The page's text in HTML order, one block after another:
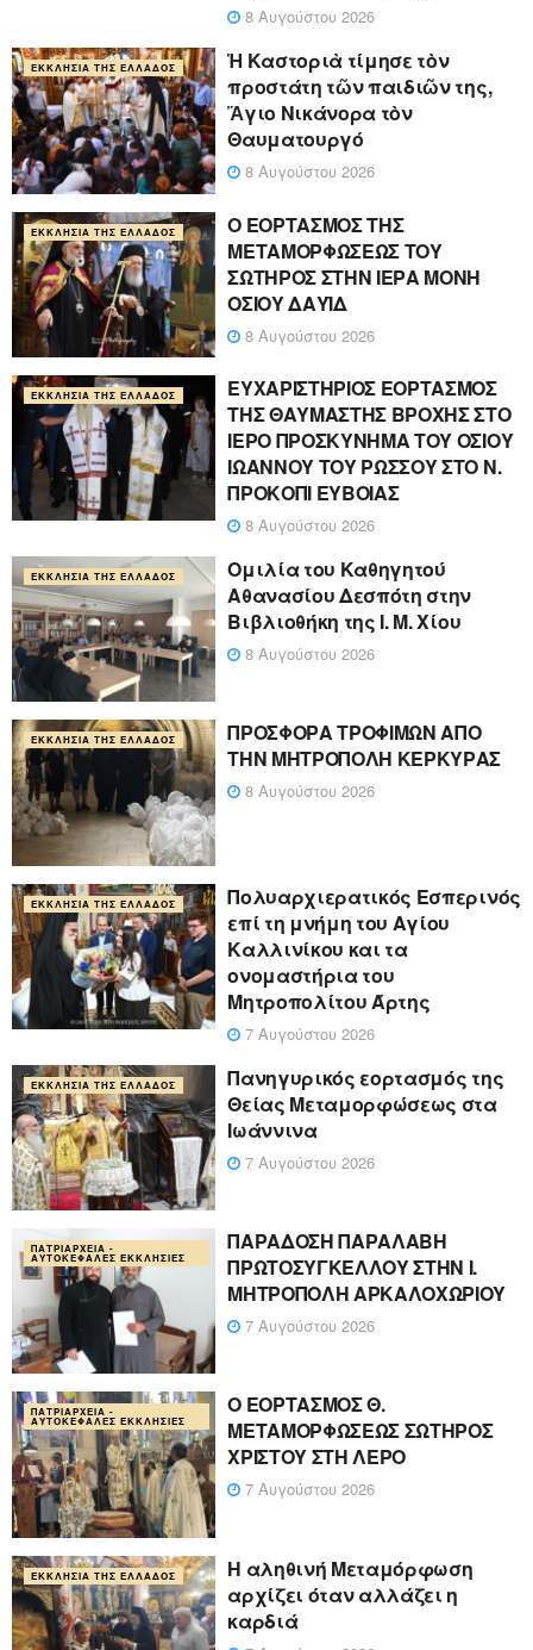
8 Αυγούστου 2026
ΕΚΚΛΗΣΊΑ ΤΗΣ ΕΛΛΆΔΟΣ
Ἡ Καστοριὰ τίμησε τὸν
προστάτη τῶν παιδιῶν της,
Ἅγιο Νικάνορα τὸν
Θαυματουργό
8 Αυγούστου 2026
ΕΚΚΛΗΣΊΑ ΤΗΣ ΕΛΛΆΔΟΣ
Ο ΕΟΡΤΑΣΜΟΣ ΤΗΣ
ΜΕΤΑΜΟΡΦΩΣΕΩΣ ΤΟΥ
ΣΩΤΗΡΟΣ ΣΤΗΝ ΙΕΡΑ ΜΟΝΗ
ΟΣΙΟΥ ΔΑΥΪΔ
8 Αυγούστου 2026
ΕΚΚΛΗΣΊΑ ΤΗΣ ΕΛΛΆΔΟΣ
ΕΥΧΑΡΙΣΤΗΡΙΟΣ ΕΟΡΤΑΣΜΟΣ
ΤΗΣ ΘΑΥΜΑΣΤΗΣ ΒΡΟΧΗΣ ΣΤΟ
ΙΕΡΟ ΠΡΟΣΚΥΝΗΜΑ ΤΟΥ ΟΣΙΟΥ
ΙΩΑΝΝΟΥ ΤΟΥ ΡΩΣΣΟΥ ΣΤΟ Ν.
ΠΡΟΚΟΠΙ ΕΥΒΟΙΑΣ
8 Αυγούστου 2026
ΕΚΚΛΗΣΊΑ ΤΗΣ ΕΛΛΆΔΟΣ
Ομιλία του Καθηγητού
Αθανασίου Δεσπότη στην
Βιβλιοθήκη της Ι. Μ. Χίου
8 Αυγούστου 2026
ΕΚΚΛΗΣΊΑ ΤΗΣ ΕΛΛΆΔΟΣ
ΠΡΟΣΦΟΡΑ ΤΡΟΦΙΜΩΝ ΑΠΟ
ΤΗΝ ΜΗΤΡΟΠΟΛΗ ΚΕΡΚΥΡΑΣ
8 Αυγούστου 2026
ΕΚΚΛΗΣΊΑ ΤΗΣ ΕΛΛΆΔΟΣ
Πολυαρχιερατικός Εσπερινός
επί τη μνήμη του Αγίου
Καλλινίκου και τα
ονομαστήρια του
Μητροπολίτου Άρτης
7 Αυγούστου 2026
ΕΚΚΛΗΣΊΑ ΤΗΣ ΕΛΛΆΔΟΣ
Πανηγυρικός εορτασμός της
Θείας Μεταμορφώσεως στα
Ιωάννινα
7 Αυγούστου 2026
ΠΑΤΡΙΑΡΧΕΊΑ -
ΑΥΤΟΚΈΦΑΛΕΣ ΕΚΚΛΗΣΊΕΣ
ΠΑΡΑΔΟΣΗ ΠΑΡΑΛΑΒΗ
ΠΡΩΤΟΣΥΓΚΕΛΛΟΥ ΣΤΗΝ Ι.
ΜΗΤΡΟΠΟΛΗ ΑΡΚΑΛΟΧΩΡΙΟΥ
7 Αυγούστου 2026
ΠΑΤΡΙΑΡΧΕΊΑ -
ΑΥΤΟΚΈΦΑΛΕΣ ΕΚΚΛΗΣΊΕΣ
Ο ΕΟΡΤΑΣΜΟΣ Θ.
ΜΕΤΑΜΟΡΦΩΣΕΩΣ ΣΩΤΗΡΟΣ
ΧΡΙΣΤΟΥ ΣΤΗ ΛΕΡΟ
7 Αυγούστου 2026
ΕΚΚΛΗΣΊΑ ΤΗΣ ΕΛΛΆΔΟΣ
Η αληθινή Μεταμόρφωση
αρχίζει όταν αλλάζει η
καρδιά